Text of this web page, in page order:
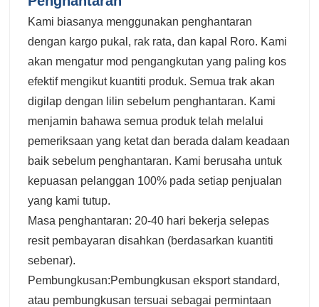
Kami biasanya menggunakan penghantaran
dengan kargo pukal, rak rata, dan kapal Roro. Kami
akan mengatur mod pengangkutan yang paling kos
efektif mengikut kuantiti produk. Semua trak akan
digilap dengan lilin sebelum penghantaran. Kami
menjamin bahawa semua produk telah melalui
pemeriksaan yang ketat dan berada dalam keadaan
baik sebelum penghantaran. Kami berusaha untuk
kepuasan pelanggan 100% pada setiap penjualan
yang kami tutup.
Masa penghantaran: 20-40 hari bekerja selepas
resit pembayaran disahkan (berdasarkan kuantiti
sebenar).
Pembungkusan:Pembungkusan eksport standard,
atau pembungkusan tersuai sebagai permintaan